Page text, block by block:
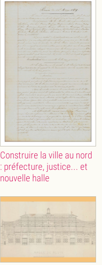
Construire la ville au nord
: préfecture, justice... et
nouvelle halle